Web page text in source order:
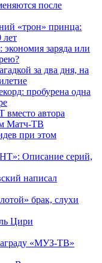
после
«трон» принца:
лет
заряда или
за два дня, на
пробурена одна
вместо автора
Матч-ТВ
при этом
Описание серий,
написал
брак, слухи
Цири
«МУЗ-ТВ»